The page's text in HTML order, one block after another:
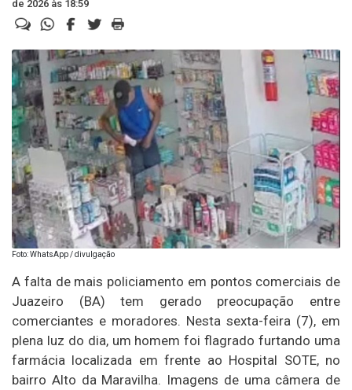
de 2026 às 18:59
Foto: WhatsApp / divulgação
A falta de mais policiamento em pontos comerciais de
Juazeiro (BA) tem gerado preocupação entre
comerciantes e moradores. Nesta sexta-feira (7), em
plena luz do dia, um homem foi flagrado furtando uma
farmácia localizada em frente ao Hospital SOTE, no
bairro Alto da Maravilha. Imagens de uma câmera de